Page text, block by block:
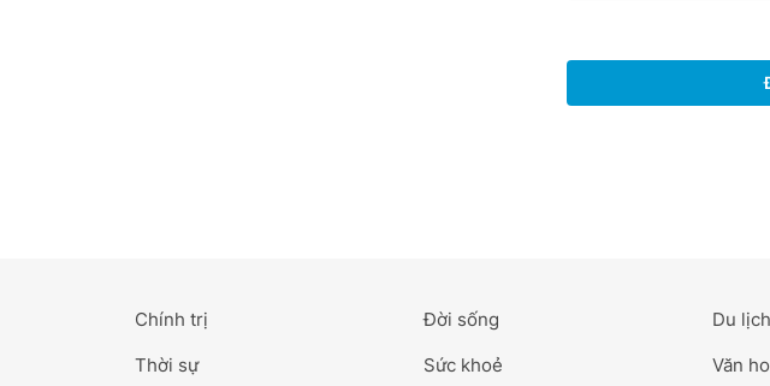
Đắk Lắk
Chính trị
Thời sự
Đời sống
Sức khoẻ
Du lịch
Văn